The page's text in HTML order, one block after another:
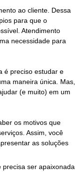
ao cliente. Dessa
para que o
Atendimento
necessidade para
é preciso estudar e
maneira única. Mas,
(e muito) em um
os motivos que
Assim, você
as soluções
precisa ser apaixonada